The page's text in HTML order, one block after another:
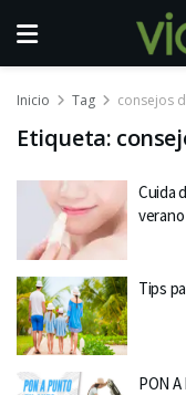
Inicio Tag consejos
Etiqueta:
Cuida
verano
Tips
PON A